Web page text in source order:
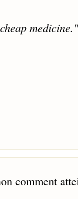
medicine."
comment